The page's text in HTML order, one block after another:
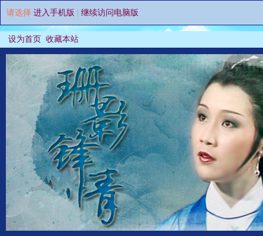
请选择 进入手机版 继续访问电脑版
设为首页 收藏本站